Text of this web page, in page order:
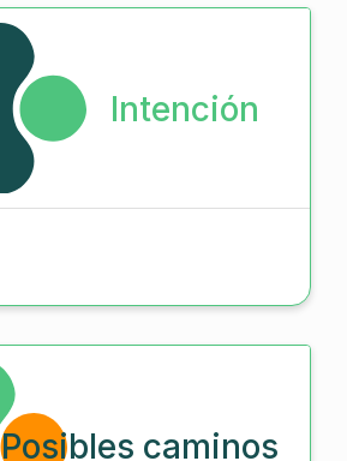
Intención
Posibles caminos